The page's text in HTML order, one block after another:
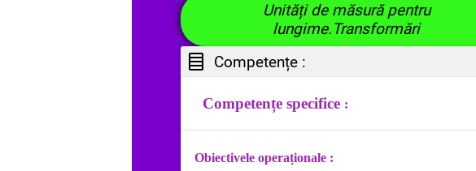
Unități de măsură pentru
lungime.Transformări
Competențe :
Competențe specifice :
1.4.Identificarea unor elemente de geometrie şi a
Obiectivele operaționale :